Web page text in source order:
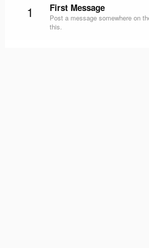
1 First Message
Post a message somewhere on
this.